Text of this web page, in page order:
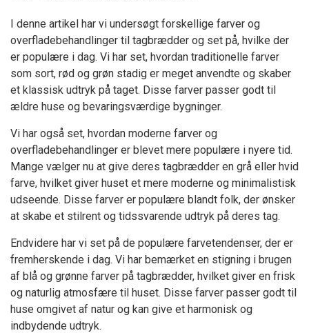
I denne artikel har vi undersøgt forskellige farver og
overfladebehandlinger til tagbrædder og set på, hvilke der
er populære i dag. Vi har set, hvordan traditionelle farver
som sort, rød og grøn stadig er meget anvendte og skaber
et klassisk udtryk på taget. Disse farver passer godt til
ældre huse og bevaringsværdige bygninger.
Vi har også set, hvordan moderne farver og
overfladebehandlinger er blevet mere populære i nyere tid.
Mange vælger nu at give deres tagbrædder en grå eller hvid
farve, hvilket giver huset et mere moderne og minimalistisk
udseende. Disse farver er populære blandt folk, der ønsker
at skabe et stilrent og tidssvarende udtryk på deres tag.
Endvidere har vi set på de populære farvetendenser, der er
fremherskende i dag. Vi har bemærket en stigning i brugen
af blå og grønne farver på tagbrædder, hvilket giver en frisk
og naturlig atmosfære til huset. Disse farver passer godt til
huse omgivet af natur og kan give et harmonisk og
indbydende udtryk.